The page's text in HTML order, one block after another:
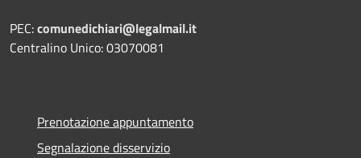
PEC:comunedichiari@legalmail.it
Centralino Unico: 03070081
Prenotazione appuntamento
Segnalazione disservizio